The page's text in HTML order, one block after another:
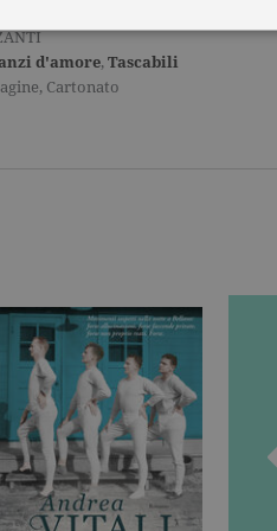
d'amore, Tascabili
Cartonato
l'accesso degli utenti e la gestione
Col rispetto delle condizioni previste dal
Analytics, secondo la
frequenza delle richieste, limitando la
pagina corrente visualizzata.
da Google Analytics, in cui l'elemento
univoco dell'account o del sito Web a
che viene utilizzato per limitare la quantità
volume di traffico.
Analytics, che è un aggiornamento
utilizzato da Google. Questo cookie
un numero generato in modo